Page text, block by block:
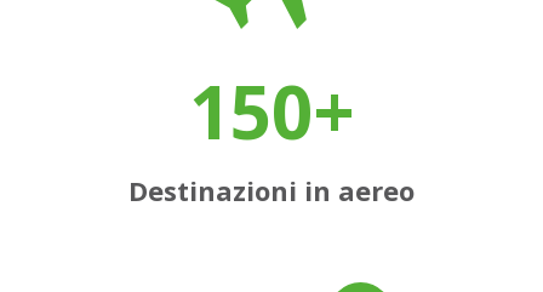
150+
Destinazioni in aereo